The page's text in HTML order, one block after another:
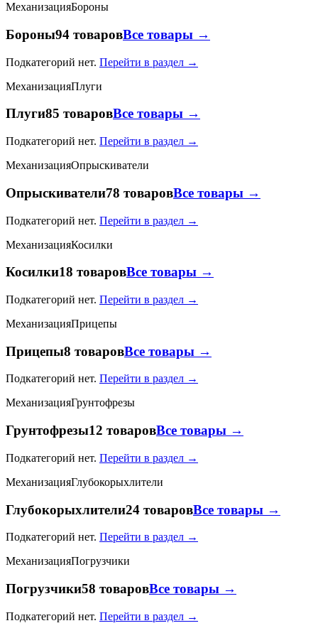
МеханизацияБороны
Бороны94 товаровВсе товары →
Подкатегорий нет. Перейти в раздел →
МеханизацияПлуги
Плуги85 товаровВсе товары →
Подкатегорий нет. Перейти в раздел →
МеханизацияОпрыскиватели
Опрыскиватели78 товаровВсе товары →
Подкатегорий нет. Перейти в раздел →
МеханизацияКосилки
Косилки18 товаровВсе товары →
Подкатегорий нет. Перейти в раздел →
МеханизацияПрицепы
Прицепы8 товаровВсе товары →
Подкатегорий нет. Перейти в раздел →
МеханизацияГрунтофрезы
Грунтофрезы12 товаровВсе товары →
Подкатегорий нет. Перейти в раздел →
МеханизацияГлубокорыхлители
Глубокорыхлители24 товаровВсе товары →
Подкатегорий нет. Перейти в раздел →
МеханизацияПогрузчики
Погрузчики58 товаровВсе товары →
Подкатегорий нет. Перейти в раздел →